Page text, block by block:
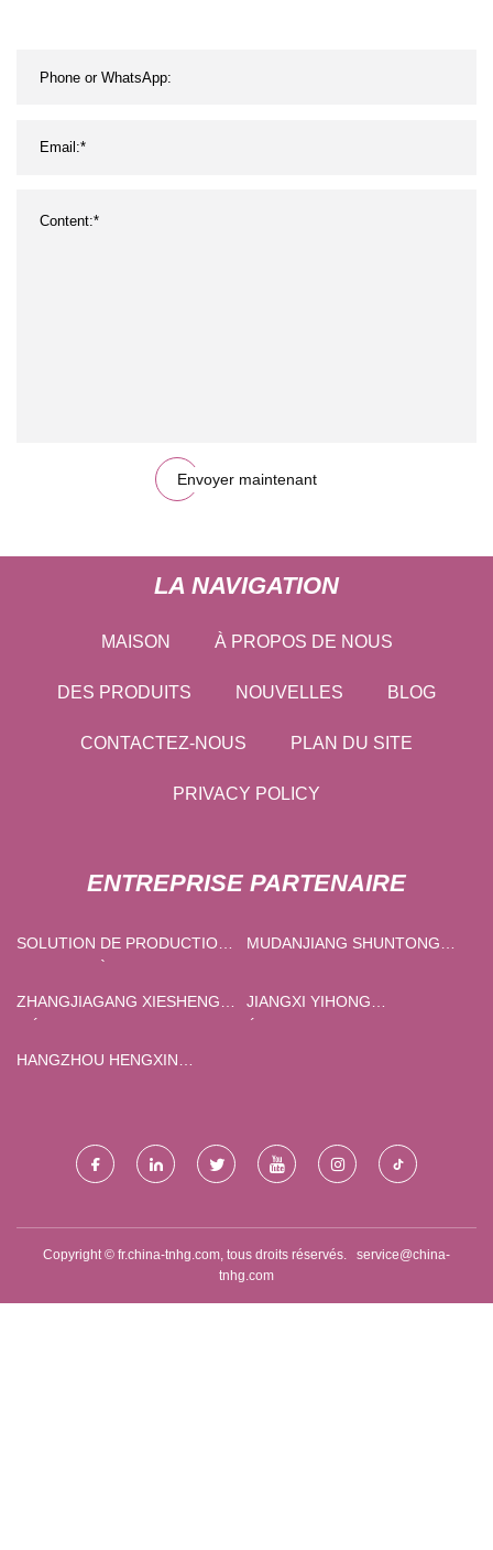
Envoyer maintenant
LA NAVIGATION
MAISON À PROPOS DE NOUS
DES PRODUITS NOUVELLES BLOG
CONTACTEZ-NOUS PLAN DU SITE
PRIVACY POLICY
ENTREPRISE PARTENAIRE
SOLUTION DE PRODUCTION
GROS
MUDANJIANG SHUNTONG
PROTECTION TECHNOLOGIE
ZHANGJIAGANG XIESHENG
JIANGXI YIHONG
HANGZHOU HENGXIN
Copyright © fr.china-tnhg.com, tous droits réservés. service@china-
tnhg.com